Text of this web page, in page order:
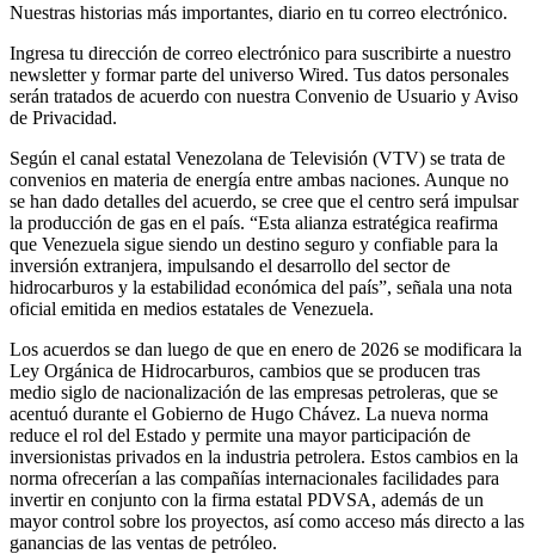
Nuestras historias más importantes, diario en tu correo electrónico.
Ingresa tu dirección de correo electrónico para suscribirte a nuestro
newsletter y formar parte del universo Wired. Tus datos personales
serán tratados de acuerdo con nuestra Convenio de Usuario y Aviso
de Privacidad.
Según el canal estatal Venezolana de Televisión (VTV) se trata de
convenios en materia de energía entre ambas naciones. Aunque no
se han dado detalles del acuerdo, se cree que el centro será impulsar
la producción de gas en el país. “Esta alianza estratégica reafirma
que Venezuela sigue siendo un destino seguro y confiable para la
inversión extranjera, impulsando el desarrollo del sector de
hidrocarburos y la estabilidad económica del país”, señala una nota
oficial emitida en medios estatales de Venezuela.
Los acuerdos se dan luego de que en enero de 2026 se modificara la
Ley Orgánica de Hidrocarburos, cambios que se producen tras
medio siglo de nacionalización de las empresas petroleras, que se
acentuó durante el Gobierno de Hugo Chávez. La nueva norma
reduce el rol del Estado y permite una mayor participación de
inversionistas privados en la industria petrolera. Estos cambios en la
norma ofrecerían a las compañías internacionales facilidades para
invertir en conjunto con la firma estatal PDVSA, además de un
mayor control sobre los proyectos, así como acceso más directo a las
ganancias de las ventas de petróleo.